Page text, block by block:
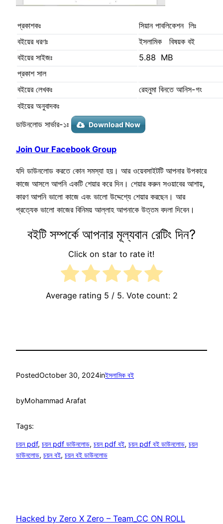
প্রকাশকঃ
সিয়ান পাবলিকেশন লিঃ
বইয়ের ধরণঃ
ইসলামিক বিষয়ক বই
বইয়ের সাইজঃ
5.88 MB
প্রকাশ সাল
বইয়ের লেখকঃ
রেহনুমা বিনতে আনিস-গং
বইয়ের অনুবাদকঃ
ডাউনলোড সার্ভার-১ঃ
Download Now
Join Our Facebook Group
যদি ডাউনলোড করতে কোন সমস্যা হয়। আর ওয়েবসাইটটি আপনার উপকারে
কাজে আসলে আপনি একটি শেয়ার করে দিন। শেয়ার করুন সওয়াবের আশায়,
কারণ আপনি ভালো কাজে এবং ভালো উদ্দেশ্যে শেয়ার করছেন। আর
প্রত্যেক ভালো কাজের বিনিময় আল্লাহ আপনাকে উত্তম বদলা দিবেন।
বইটি সম্পর্কে আপনার মূল্যবান রেটিং দিন?
Click on star to rate it!
Average rating 5 / 5. Vote count: 2
PostedOctober 30, 2024inইসলামিক বই
byMohammad Arafat
Tags:
চয়ন pdf, চয়ন pdf ডাউনলোড, চয়ন pdf বই, চয়ন pdf বই ডাউনলোড, চয়ন
ডাউনলোড, চয়ন বই, চয়ন বই ডাউনলোড
Hacked by Zero X Zero – Team_CC ON ROLL